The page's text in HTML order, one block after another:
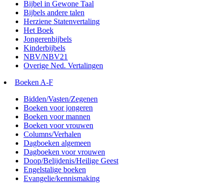
Bijbel in Gewone Taal
Bijbels andere talen
Herziene Statenvertaling
Het Boek
Jongerenbijbels
Kinderbijbels
NBV/NBV21
Overige Ned. Vertalingen
Boeken A-F
Bidden/Vasten/Zegenen
Boeken voor jongeren
Boeken voor mannen
Boeken voor vrouwen
Columns/Verhalen
Dagboeken algemeen
Dagboeken voor vrouwen
Doop/Belijdenis/Heilige Geest
Engelstalige boeken
Evangelie/kennismaking